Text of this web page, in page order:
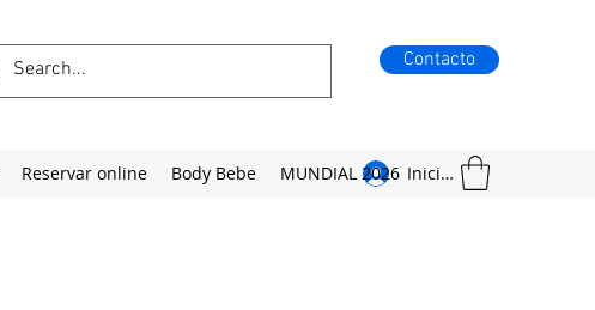
Contacto
Iniciar sesión
Reservar online Body Bebe MUNDIAL 2026